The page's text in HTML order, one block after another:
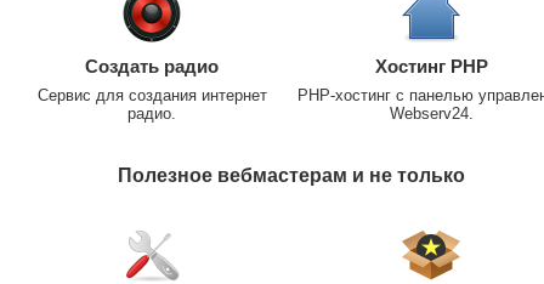
Создать радио
Сервис для создания интернет
радио.
Хостинг PHP
PHP-хостинг с панелью
Webserv24.
Полезное вебмастерам и не только